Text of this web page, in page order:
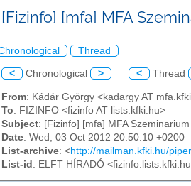
[Fizinfo] [mfa] MFA
Thread
< Chronological > < Thread
From: Kádár György <kadargy AT
To: FIZINFO <fizinfo AT lists.kfki.hu>
Subject: [Fizinfo] [mfa] MFA
Date: Wed, 03 Oct 2012 20:50:10 +0200
List-archive: <http://mailman.kfki.hu/
List-id : ELFT HÍRADÓ